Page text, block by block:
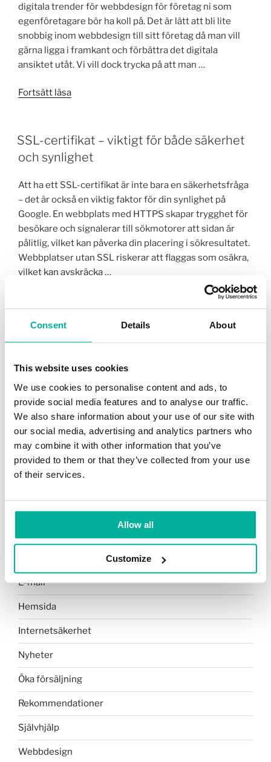
Consent Details About
This website uses cookies
We use cookies to personalise content and ads, to
provide social media features and to analyse our traffic.
We also share information about your use of our site with
our social media, advertising and analytics partners who
may combine it with other information that you’ve
provided to them or that they’ve collected from your use
of their services.
Allow all
Customize
digitala trender för webbdesign för företag ni som
egenföretagare bör ha koll på. Det är lätt att bli lite
snobbig inom webbdesign till sitt företag då man vill
gärna ligga i framkant och förbättra det digitala
ansiktet utåt. Vi vill dock trycka på att man …
Fortsätt läsa”5
webbdesign
för
företag
2018”
SSL-certifikat – viktigt för både säkerhet
och synlighet
Att ha ett SSL-certifikat är inte bara en säkerhetsfråga
– det är också en viktig faktor för din synlighet på
Google. En webbplats med HTTPS skapar trygghet för
besökare och signalerar till sökmotorer att sidan är
pålitlig, vilket kan påverka din placering i sökresultatet.
Webbplatser utan SSL riskerar att flaggas som osäkra,
vilket kan avskräcka …
viktigt
både
säkerhet
och
synlighet”
efter:
KATEGORIER
Affiliate Marketing
Domäner
E-mail
Hemsida
Internetsäkerhet
Nyheter
Öka försäljning
Rekommendationer
Självhjälp
Webbdesign